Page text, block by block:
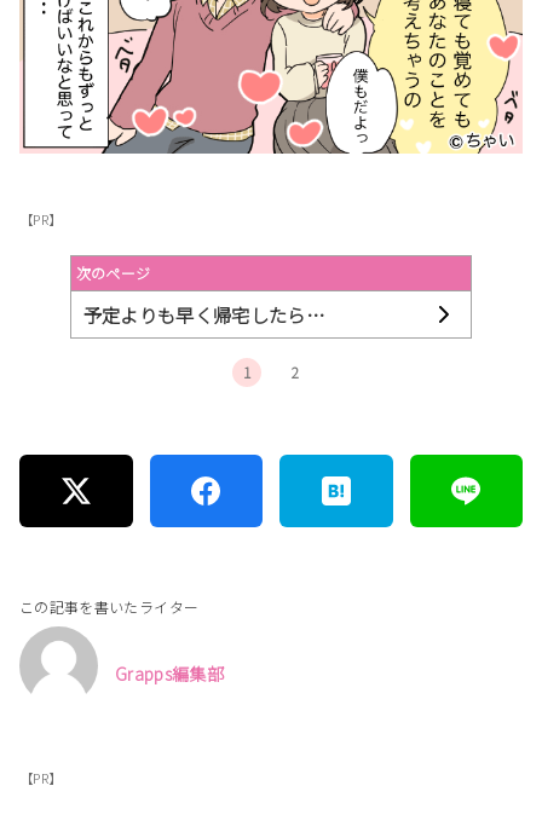
【PR】
次のページ
予定よりも早く帰宅したら…
1 2
この記事を書いたライター
Grapps編集部
【PR】